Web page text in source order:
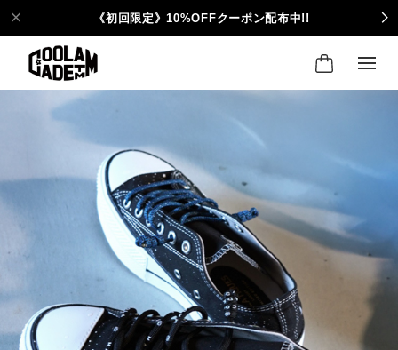
《初回限定》10%OFFクーポン配布中!!